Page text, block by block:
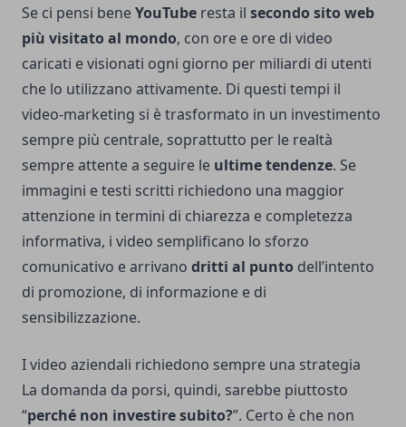
Se ci pensi beneYouTube resta il secondo sito web
più visitato al mondo, con ore e ore di video
caricati e visionati ogni giorno per miliardi di utenti
che lo utilizzano attivamente. Di questi tempi il
video-marketing si è trasformato in un investimento
sempre più centrale, soprattutto per le realtà
sempre attente a seguire le ultime tendenze. Se
immagini e testi scritti richiedono una maggior
attenzione in termini di chiarezza e completezza
informativa, i video semplificano lo sforzo
comunicativo e arrivano dritti al punto dell’intento
di promozione, di informazione e di
sensibilizzazione.
I video aziendali richiedono sempre una strategia
La domanda da porsi, quindi, sarebbe piuttosto
“perché non investire subito?”. Certo è che non